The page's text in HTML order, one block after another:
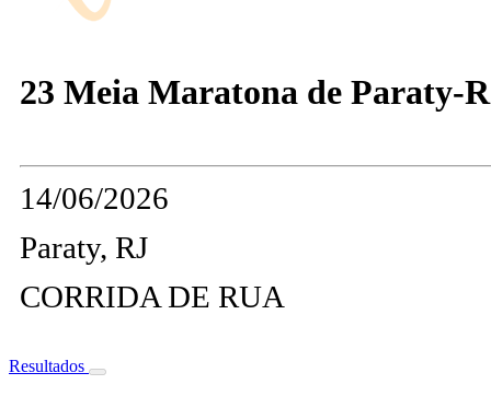
23 Meia Maratona de Paraty-
14/06/2026
Paraty, RJ
CORRIDA DE RUA
Resultados